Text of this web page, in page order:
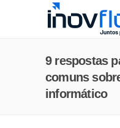
9 respostas
comuns
informático